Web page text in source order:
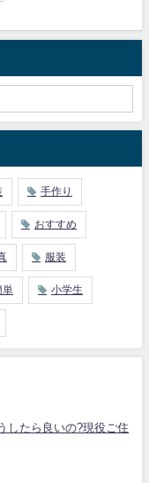
手作り
おすすめ
服装
単 小学生
したら良いの?現役ご住